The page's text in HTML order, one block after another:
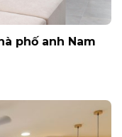
phố anh Nam